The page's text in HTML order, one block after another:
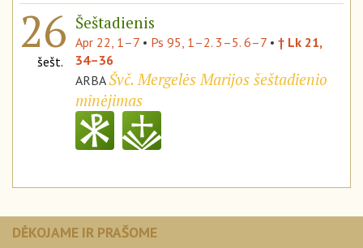
26
šešt.
Šeštadienis
Apr 22, 1–7 • Ps 95, 1–2. 3–5. 6–7 • † Lk 21,
34–36
ARBAŠvč. Mergelės Marijos šeštadienio
minėjimas
DĖKOJAME IR PRAŠOME